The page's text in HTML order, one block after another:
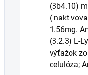
(3b4.10)
1.56mg.
(3.2.3) L-
výťažok
celulóza;